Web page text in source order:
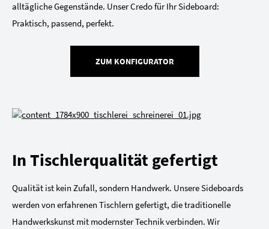
alltägliche Gegenstände. Unser Credo für Ihr Sideboard:
Praktisch, passend, perfekt.
ZUM KONFIGURATOR
In Tischlerqualität gefertigt
Qualität ist kein Zufall, sondern Handwerk. Unsere Sideboards
werden von erfahrenen Tischlern gefertigt, die traditionelle
Handwerkskunst mit modernster Technik verbinden. Wir